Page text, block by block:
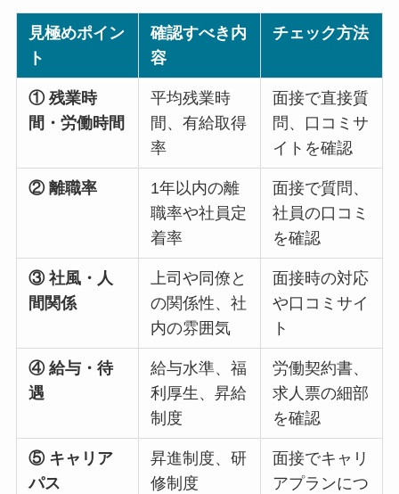
見極めポイン
ト
確認すべき内
容
チェック方法
① 残業時
間・労働時間
平均残業時
間、有給取得
率
面接で直接質
問、口コミサ
イトを確認
② 離職率
1年以内の離
職率や社員定
着率
面接で質問、
社員の口コミ
を確認
③ 社風・人
間関係
上司や同僚と
の関係性、社
内の雰囲気
面接時の対応
や口コミサイ
ト
④ 給与・待
遇
給与水準、福
利厚生、昇給
制度
労働契約書、
求人票の細部
を確認
⑤ キャリア
パス
昇進制度、研
修制度
面接でキャリ
アプランにつ